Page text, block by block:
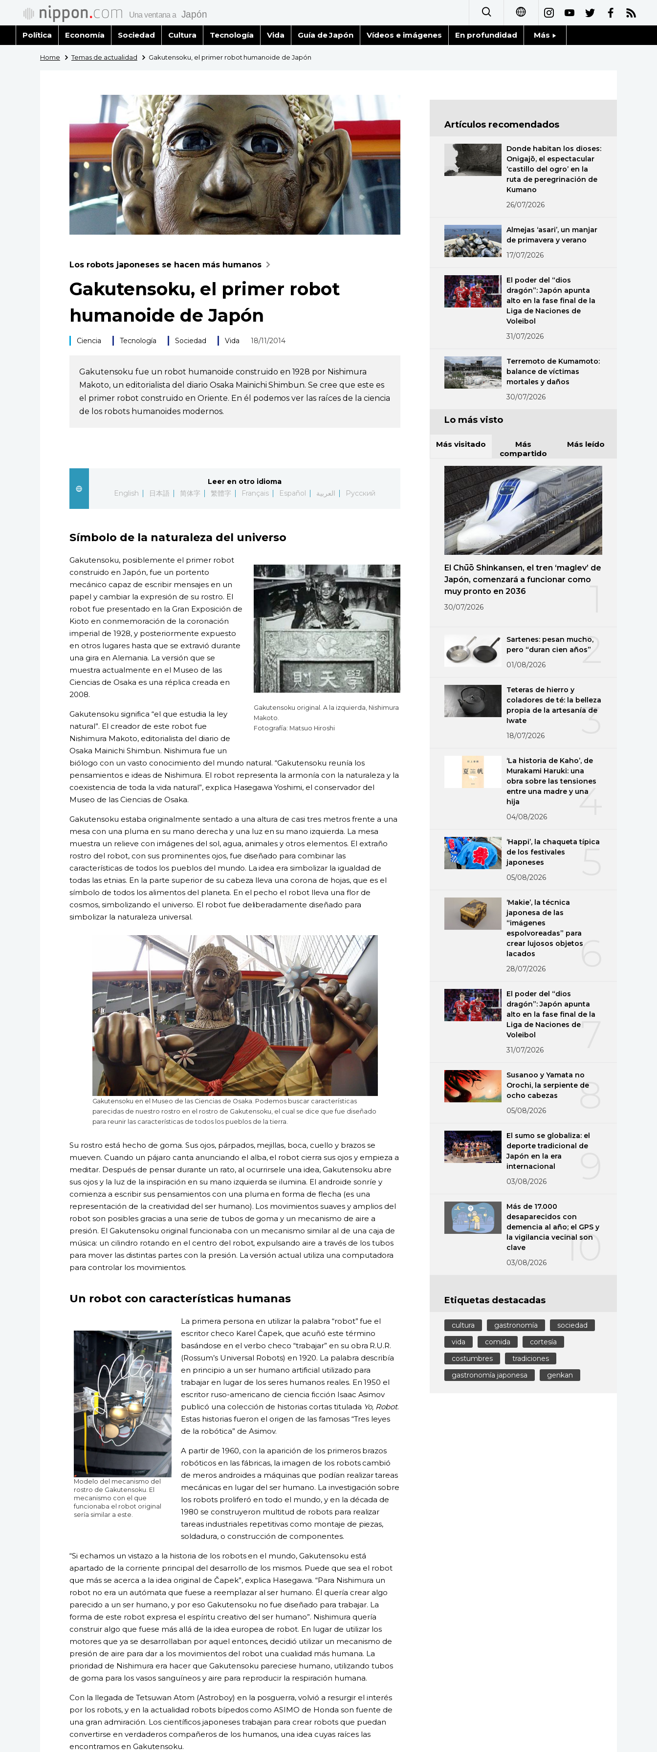
日本語
العربية
Русский
Política Economía Sociedad Cultura Tecnología Vida Guía de Japón Vídeos e imágenes En profundidad Más
Blog
Tokio
Avisos
Home Temas de actualidad Gakutensoku, el primer robot humanoide de Japón
Los robots japoneses se hacen más humanos
Gakutensoku, el primer robot
humanoide de Japón
Ciencia Tecnología Sociedad Vida 18/11/2014
Gakutensoku fue un robot humanoide construido en 1928 por Nishimura
Makoto, un editorialista del diario Osaka Mainichi Shimbun. Se cree que este es
el primer robot construido en Oriente. En él podemos ver las raíces de la ciencia
de los robots humanoides modernos.
Leer en otro idioma
English
日本語 简体字 繁體字 Français Español العربية Русский
Símbolo de la naturaleza del universo
Gakutensoku original. A la izquierda, Nishimura
Makoto.
Fotografía: Matsuo Hiroshi
Gakutensoku, posiblemente el primer robot
construido en Japón, fue un portento
mecánico capaz de escribir mensajes en un
papel y cambiar la expresión de su rostro. El
robot fue presentado en la Gran Exposición de
Kioto en conmemoración de la coronación
imperial de 1928, y posteriormente expuesto
en otros lugares hasta que se extravió durante
una gira en Alemania. La versión que se
muestra actualmente en el Museo de las
Ciencias de Osaka es una réplica creada en
2008.
Gakutensoku significa “el que estudia la ley
natural”. El creador de este robot fue
Nishimura Makoto, editorialista del diario de
Osaka Mainichi Shimbun. Nishimura fue un
biólogo con un vasto conocimiento del mundo natural. “Gakutensoku reunía los
pensamientos e ideas de Nishimura. El robot representa la armonía con la naturaleza y la
coexistencia de toda la vida natural”, explica Hasegawa Yoshimi, el conservador del
Museo de las Ciencias de Osaka.
Gakutensoku estaba originalmente sentado a una altura de casi tres metros frente a una
mesa con una pluma en su mano derecha y una luz en su mano izquierda. La mesa
muestra un relieve con imágenes del sol, agua, animales y otros elementos. El extraño
rostro del robot, con sus prominentes ojos, fue diseñado para combinar las
características de todos los pueblos del mundo. La idea era simbolizar la igualdad de
todas las etnias. En la parte superior de su cabeza lleva una corona de hojas, que es el
símbolo de todos los alimentos del planeta. En el pecho el robot lleva una flor de
cosmos, simbolizando el universo. El robot fue deliberadamente diseñado para
simbolizar la naturaleza universal.
Gakutensoku en el Museo de las Ciencias de Osaka. Podemos buscar características
parecidas de nuestro rostro en el rostro de Gakutensoku, el cual se dice que fue diseñado
para reunir las características de todos los pueblos de la tierra.
Su rostro está hecho de goma. Sus ojos, párpados, mejillas, boca, cuello y brazos se
mueven. Cuando un pájaro canta anunciando el alba, el robot cierra sus ojos y empieza a
meditar. Después de pensar durante un rato, al ocurrirsele una idea, Gakutensoku abre
sus ojos y la luz de la inspiración en su mano izquierda se ilumina. El androide sonríe y
comienza a escribir sus pensamientos con una pluma en forma de flecha (es una
representación de la creatividad del ser humano). Los movimientos suaves y amplios del
robot son posibles gracias a una serie de tubos de goma y un mecanismo de aire a
presión. El Gakutensoku original funcionaba con un mecanismo similar al de una caja de
música: un cilindro rotando en el centro del robot, expulsando aire a través de los tubos
para mover las distintas partes con la presión. La versión actual utiliza una computadora
para controlar los movimientos.
Un robot con características humanas
Modelo del mecanismo del
rostro de Gakutensoku. El
mecanismo con el que
funcionaba el robot original
sería similar a este.
La primera persona en utilizar la palabra “robot” fue el
escritor checo Karel Čapek, que acuñó este término
basándose en el verbo checo “trabajar” en su obra R.U.R.
(Rossum’s Universal Robots) en 1920. La palabra describía
en principio a un ser humano artificial utilizado para
trabajar en lugar de los seres humanos reales. En 1950 el
escritor ruso-americano de ciencia ficción Isaac Asimov
publicó una colección de historias cortas titulada Yo, Robot.
Estas historias fueron el origen de las famosas “Tres leyes
de la robótica” de Asimov.
A partir de 1960, con la aparición de los primeros brazos
robóticos en las fábricas, la imagen de los robots cambió
de meros androides a máquinas que podían realizar tareas
mecánicas en lugar del ser humano. La investigación sobre
los robots proliferó en todo el mundo, y en la década de
1980 se construyeron multitud de robots para realizar
tareas industriales repetitivas como montaje de piezas,
soldadura, o construcción de componentes.
“Si echamos un vistazo a la historia de los robots en el mundo, Gakutensoku está
apartado de la corriente principal del desarrollo de los mismos. Puede que sea el robot
que más se acerca a la idea original de Čapek”, explica Hasegawa. “Para Nishimura un
robot no era un autómata que fuese a reemplazar al ser humano. Él quería crear algo
parecido a un ser humano, y por eso Gakutensoku no fue diseñado para trabajar. La
forma de este robot expresa el espíritu creativo del ser humano”. Nishimura quería
construir algo que fuese más allá de la idea europea de robot. En lugar de utilizar los
motores que ya se desarrollaban por aquel entonces, decidió utilizar un mecanismo de
presión de aire para dar a los movimientos del robot una cualidad más humana. La
prioridad de Nishimura era hacer que Gakutensoku pareciese humano, utilizando tubos
de goma para los vasos sanguíneos y aire para reproducir la respiración humana.
Con la llegada de Tetsuwan Atom (Astroboy) en la posguerra, volvió a resurgir el interés
por los robots, y en la actualidad robots bípedos como ASIMO de Honda son fuente de
una gran admiración. Los científicos japoneses trabajan para crear robots que puedan
convertirse en verdaderos compañeros de los humanos, una idea cuyas raíces las
encontramos en Gakutensoku.
Artículos recomendados
Donde habitan los dioses:
Onigajō, el espectacular
‘castillo del ogro’ en la
ruta de peregrinación de
Kumano
26/07/2026
Almejas ‘asari’, un manjar
de primavera y verano
17/07/2026
El poder del “dios
dragón”: Japón apunta
alto en la fase final de la
Liga de Naciones de
Voleibol
31/07/2026
Terremoto de Kumamoto:
balance de víctimas
mortales y daños
30/07/2026
Lo más visto
Más visitado
Más
compartido
Más leído
El Chūō Shinkansen, el tren ‘maglev’ de
Japón, comenzará a funcionar como
muy pronto en 2036
30/07/2026
2
Sartenes: pesan mucho,
pero “duran cien años”
01/08/2026
3
Teteras de hierro y
coladores de té: la belleza
propia de la artesanía de
Iwate
18/07/2026
4
‘La historia de Kaho’, de
Murakami Haruki: una
obra sobre las tensiones
entre una madre y una
hija
04/08/2026
5
‘Happi’, la chaqueta típica
de los festivales
japoneses
05/08/2026
6
‘Makie’, la técnica
japonesa de las
“imágenes
espolvoreadas” para
crear lujosos objetos
lacados
28/07/2026
7
El poder del “dios
dragón”: Japón apunta
alto en la fase final de la
Liga de Naciones de
Voleibol
31/07/2026
8
Susanoo y Yamata no
Orochi, la serpiente de
ocho cabezas
05/08/2026
El sumo se globaliza: el
deporte tradicional de
Japón en la era
internacional
03/08/2026
10
Más de 17.000
desaparecidos con
demencia al año; el GPS y
la vigilancia vecinal son
clave
03/08/2026
Etiquetas destacadas
cultura gastronomía
sociedad
vida
comida
cortesía
costumbres
tradiciones
gastronomía japonesa
genkan